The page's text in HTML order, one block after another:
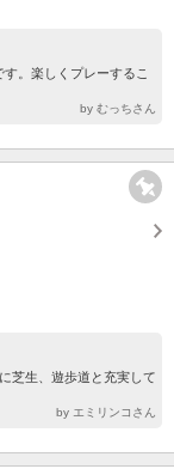
。楽しくプレーするこ
by むっちさん
芝生、遊歩道と充実して
by エミリンコさん